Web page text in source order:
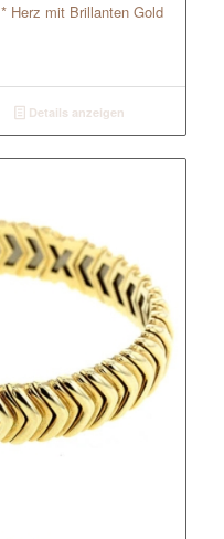
Herz mit Brillanten Gold
Details anzeigen